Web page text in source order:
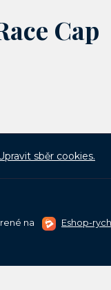
Cap
sběr cookies.
na Eshop-